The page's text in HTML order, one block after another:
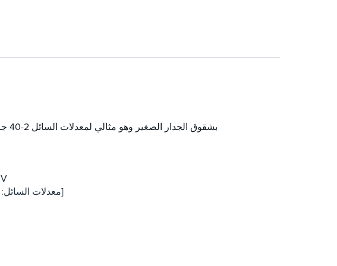
جهاز القياس: الحوض الصغير للجدار على شكل حرف V
معدلات السائل: 2-40 جالون في الدقيقة / قدم]